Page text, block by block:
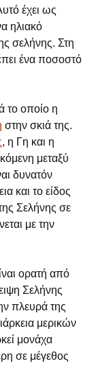
έχει ως
ηλιακό
σελήνης. Στη
ένα ποσοστό
το οποίο η
στην σκιά της.
, η Γη και η
μεταξύ
δυνατόν
και το είδος
Σελήνης σε
με την
ορατή από
Σελήνης
πλευρά της
μερικών
μονάχα
σε μέγεθος